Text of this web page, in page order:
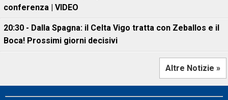
conferenza | VIDEO
20:30 - Dalla Spagna: il Celta Vigo tratta con Zeballos e il
Boca! Prossimi giorni decisivi
Altre Notizie »